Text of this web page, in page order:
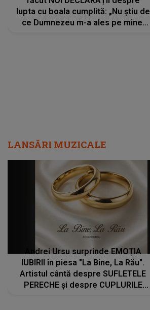
lupta cu boala cumplită: „Nu știu de
ce Dumnezeu m-a ales pe mine.
LANSĂRI MUZICALE
Andrei Ursu surprinde EMOȚIA
IUBIRII în piesa "La Bine, La Rău".
Artistul cântă despre SUFLETELE
PERECHE și despre CUPLURILE